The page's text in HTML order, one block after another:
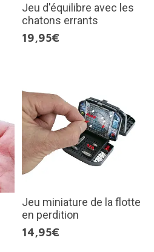
Jeu d'équilibre avec les
chatons errants
19,95€
Jeu miniature de la flotte
en perdition
14,95€